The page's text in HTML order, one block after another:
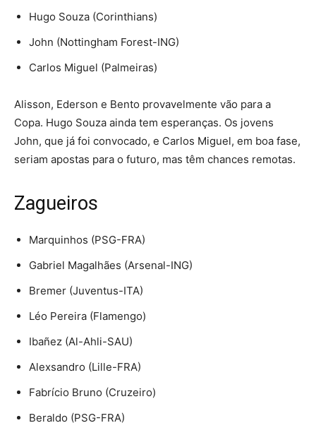
Hugo Souza (Corinthians)
John (Nottingham Forest-ING)
Carlos Miguel (Palmeiras)
Alisson, Ederson e Bento provavelmente vão para a
Copa. Hugo Souza ainda tem esperanças. Os jovens
John, que já foi convocado, e Carlos Miguel, em boa fase,
seriam apostas para o futuro, mas têm chances remotas.
Zagueiros
Marquinhos (PSG-FRA)
Gabriel Magalhães (Arsenal-ING)
Bremer (Juventus-ITA)
Léo Pereira (Flamengo)
Ibañez (Al-Ahli-SAU)
Alexsandro (Lille-FRA)
Fabrício Bruno (Cruzeiro)
Beraldo (PSG-FRA)